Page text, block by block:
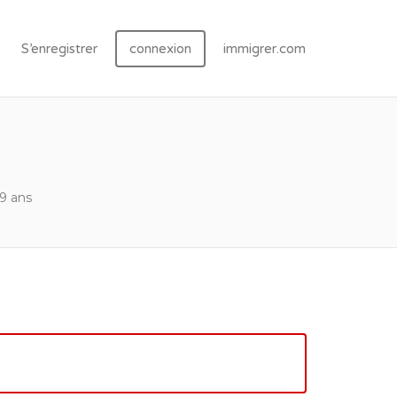
S’enregistrer connexion immigrer.com
ans